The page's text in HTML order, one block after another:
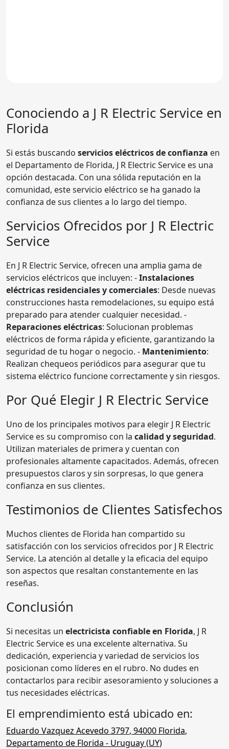
Conociendo a J R Electric Service en
Florida
Si estás buscando servicios eléctricos de confianza en
el Departamento de Florida, J R Electric Service es una
opción destacada. Con una sólida reputación en la
comunidad, este servicio eléctrico se ha ganado la
confianza de sus clientes a lo largo del tiempo.
Servicios Ofrecidos por J R Electric
Service
En J R Electric Service, ofrecen una amplia gama de
servicios eléctricos que incluyen: -Instalaciones
eléctricas residenciales y comerciales: Desde nuevas
construcciones hasta remodelaciones, su equipo está
preparado para atender cualquier necesidad. -
Reparaciones eléctricas: Solucionan problemas
eléctricos de forma rápida y eficiente, garantizando la
seguridad de tu hogar o negocio. - Mantenimiento:
Realizan chequeos periódicos para asegurar que tu
sistema eléctrico funcione correctamente y sin riesgos.
Por Qué Elegir J R Electric Service
Uno de los principales motivos para elegir J R Electric
Service es su compromiso con la calidad y seguridad.
Utilizan materiales de primera y cuentan con
profesionales altamente capacitados. Además, ofrecen
presupuestos claros y sin sorpresas, lo que genera
confianza en sus clientes.
Testimonios de Clientes Satisfechos
Muchos clientes de Florida han compartido su
satisfacción con los servicios ofrecidos por J R Electric
Service. La atención al detalle y la eficacia del equipo
son aspectos que resaltan constantemente en las
reseñas.
Conclusión
Si necesitas un electricista confiable en Florida, J R
Electric Service es una excelente alternativa. Su
dedicación, experiencia y variedad de servicios los
posicionan como líderes en el rubro. No dudes en
contactarlos para recibir asesoramiento y soluciones a
tus necesidades eléctricas.
El emprendimiento está ubicado en:
Eduardo Vazquez Acevedo 3797, 94000 Florida,
Departamento de Florida - Uruguay (UY)